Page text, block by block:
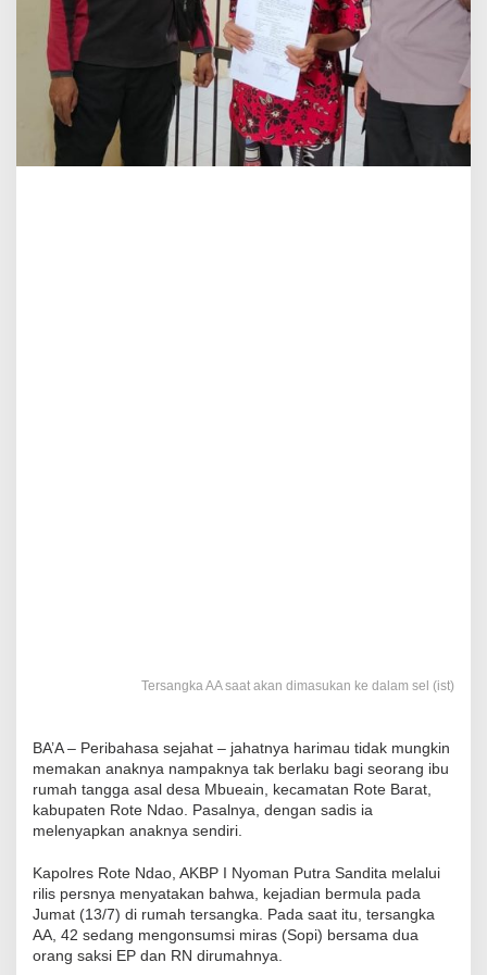
Tersangka AA saat akan dimasukan ke dalam sel (ist)
BA’A – Peribahasa sejahat – jahatnya harimau tidak mungkin
memakan anaknya nampaknya tak berlaku bagi seorang ibu
rumah tangga asal desa Mbueain, kecamatan Rote Barat,
kabupaten Rote Ndao. Pasalnya, dengan sadis ia
melenyapkan anaknya sendiri.
Kapolres Rote Ndao, AKBP I Nyoman Putra Sandita melalui
rilis persnya menyatakan bahwa, kejadian bermula pada
Jumat (13/7) di rumah tersangka. Pada saat itu, tersangka
AA, 42 sedang mengonsumsi miras (Sopi) bersama dua
orang saksi EP dan RN dirumahnya.